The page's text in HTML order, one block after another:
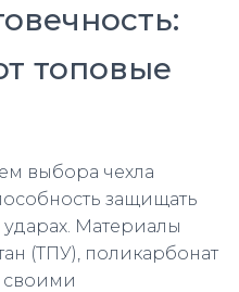
топовые
выбора чехла
защищать
Материалы
(ТПУ), поликарбонат
своими